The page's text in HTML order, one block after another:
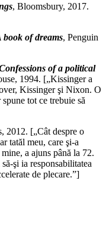
, Bloomsbury, 2017.
book of dreams, Penguin
of a political
1994. [„Kissinger a
Kissinger şi Nixon. O
tot ce trebuie să
2012. [„Cât despre o
tatăl meu, care şi-a
a ajuns până la 72.
şi ia responsabilitatea
de plecare.”]